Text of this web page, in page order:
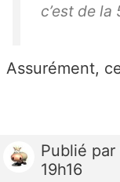
c’est de la
Assurément,
Publié par
19h16